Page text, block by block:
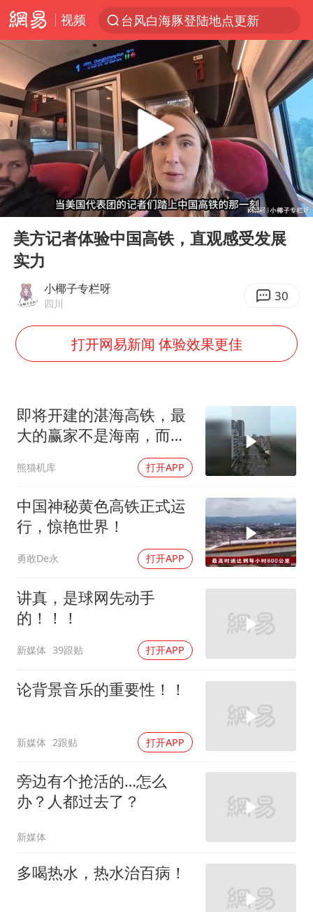
视频
台风白海豚登陆地点更新
以“新”破局 首发经济点亮城市消费活力
台风白海豚进入48小时警戒线
佛得角门将亮相智利俱乐部主场
中方回应是否在太平洋海底开采稀土
看守所辅警收受10万获刑1年
宇树科技发行价格150.80元/股
宇树科技王兴兴身家有望超200亿元
五粮液渠道价一箱上涨近百元
泰国一女公务员妆容引争议 本人回应
中国养老床位“三连降”
哪吒汽车南宁工厂设备降价20%拍卖
奋进开新局 实干挑大梁
Play
06:23
美方记者体验中国高铁，直观感受发展
实力
小椰子专栏呀
四川 30
打开网易新闻 体验效果更佳
即将开建的湛海高铁，最
大的赢家不是海南，而是
熊猫机库 打开APP
中国神秘黄色高铁正式运
行，惊艳世界！
勇敢De永 打开APP
讲真，是球网先动手
的！！！
新媒体 39跟贴 打开APP
论背景音乐的重要性！！
新媒体 2跟贴 打开APP
旁边有个抢活的…怎么
办？人都过去了？
新媒体
多喝热水，热水治百病！